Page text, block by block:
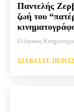
Παντελής
ζωή του
Ελληνικος
ΔΙΑΒΆΣΤΕ